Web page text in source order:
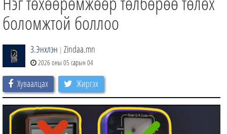
боломжтой боллоо
З.Энхлэн | Zindaa.mn
2026 оны 05 сарын 04
Хуваалцах Жиргэх